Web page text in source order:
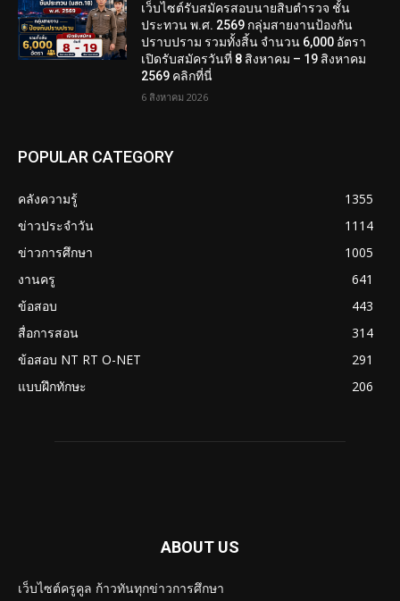
เว็บไซต์รับสมัครสอบนายสิบตำรวจ ชั้น
ประทวน พ.ศ. 2569 กลุ่มสายงานป้องกัน
ปราบปราม รวมทั้งสิ้น จำนวน 6,000 อัตรา
เปิดรับสมัครวันที่ 8 สิงหาคม – 19 สิงหาคม
2569 คลิกที่นี่
6 สิงหาคม 2026
POPULAR CATEGORY
คลังความรู้
1355
ข่าวประจำวัน
1114
ข่าวการศึกษา
1005
งานครู
641
ข้อสอบ
443
สื่อการสอน
314
ข้อสอบ NT RT O-NET
291
แบบฝึกทักษะ
206
ABOUT US
เว็บไซต์ครูคูล ก้าวทันทุกข่าวการศึกษา